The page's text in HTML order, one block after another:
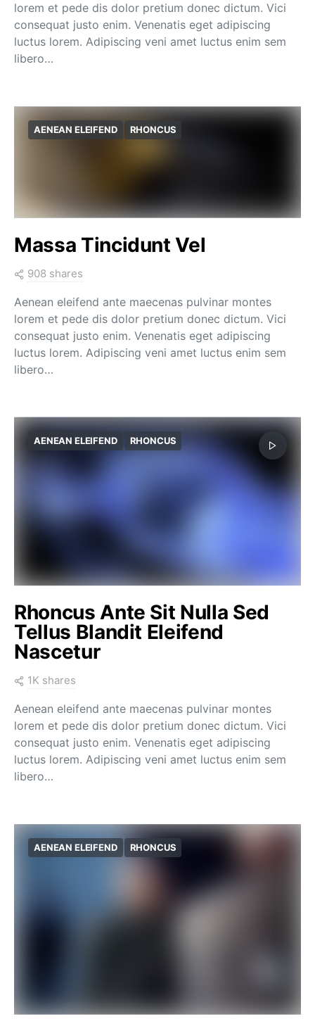
lorem et pede dis dolor pretium donec dictum. Vici
consequat justo enim. Venenatis eget adipiscing
luctus lorem. Adipiscing veni amet luctus enim sem
libero…
AENEAN ELEIFEND RHONCUS
Massa Tincidunt Vel
908 shares
Aenean eleifend ante maecenas pulvinar montes
lorem et pede dis dolor pretium donec dictum. Vici
consequat justo enim. Venenatis eget adipiscing
luctus lorem. Adipiscing veni amet luctus enim sem
libero…
AENEAN ELEIFEND RHONCUS
Rhoncus Ante Sit Nulla Sed
Tellus Blandit Eleifend
Nascetur
1K shares
Aenean eleifend ante maecenas pulvinar montes
lorem et pede dis dolor pretium donec dictum. Vici
consequat justo enim. Venenatis eget adipiscing
luctus lorem. Adipiscing veni amet luctus enim sem
libero…
AENEAN ELEIFEND RHONCUS